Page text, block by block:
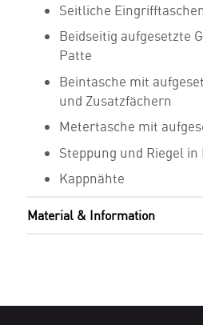
Seitliche Eingrifftaschen
Beidseitig aufgesetzte
Patte
Beintasche mit
und Zusatzfächern
Metertasche mit
Steppung und Riegel
Kappnähte
Material & Information